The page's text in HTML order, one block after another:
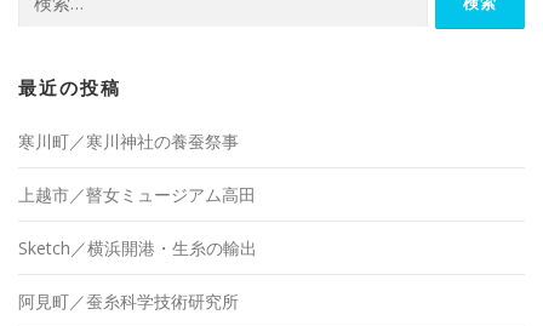
索:
最近の投稿
寒川町／寒川神社の養蚕祭事
上越市／瞽女ミュージアム高田
Sketch／横浜開港・生糸の輸出
阿見町／蚕糸科学技術研究所